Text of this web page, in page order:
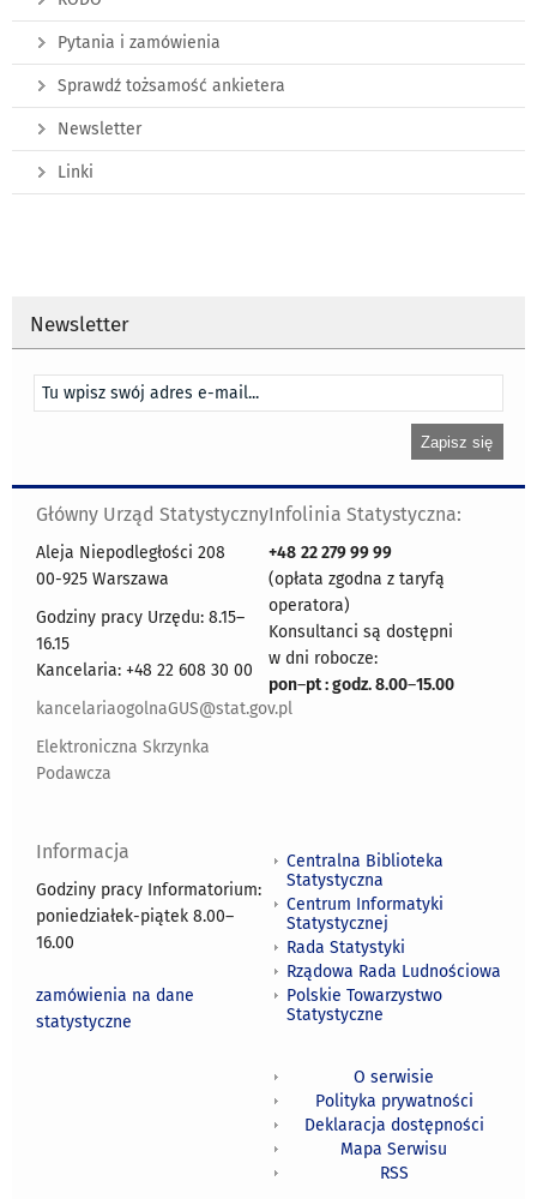
Pytania i zamówienia
Sprawdź tożsamość ankietera
Newsletter
Linki
Newsletter
Główny Urząd Statystyczny
Aleja Niepodległości 208
00-925 Warszawa
Godziny pracy Urzędu: 8.15–
16.15
Kancelaria: +48 22 608 30 00
kancelariaogolnaGUS@stat.gov.pl
Elektroniczna Skrzynka
Podawcza
Infolinia Statystyczna:
+48 22 279 99 99
(opłata zgodna z taryfą
operatora)
Konsultanci są dostępni
w dni robocze:
pon–pt : godz. 8.00–15.00
Informacja
Godziny pracy Informatorium:
poniedziałek-piątek 8.00–
16.00
zamówienia na dane
statystyczne
Centralna Biblioteka
Statystyczna
Centrum Informatyki
Statystycznej
Rada Statystyki
Rządowa Rada Ludnościowa
Polskie Towarzystwo
Statystyczne
O serwisie
Polityka prywatności
Deklaracja dostępności
Mapa Serwisu
RSS